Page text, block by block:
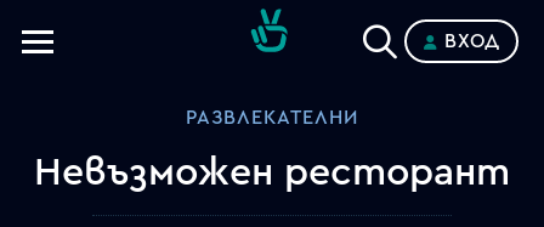
ВХОД
РАЗВЛЕКАТЕЛНИ
Невъзможен ресторант